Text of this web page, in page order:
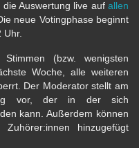
Auswertung live auf allen
neue Votingphase beginnt
Uhr.
(bzw. wenigsten
Woche, alle weiteren
Der Moderator stellt am
vor, der in der sich
kann. Außerdem können
hinzugefügt